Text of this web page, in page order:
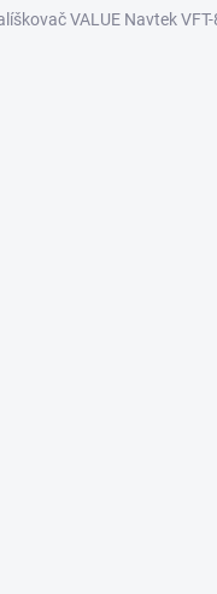
VALUE Navtek